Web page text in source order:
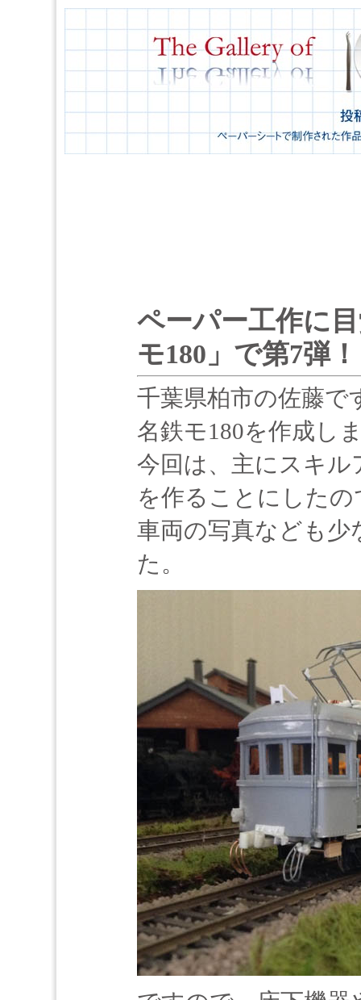
ペーパー工作に
モ180」で第7弾！
千葉県柏市の佐藤で
名鉄モ180を作成し
今回は、主にスキル
を作ることにしたの
車両の写真なども
た。